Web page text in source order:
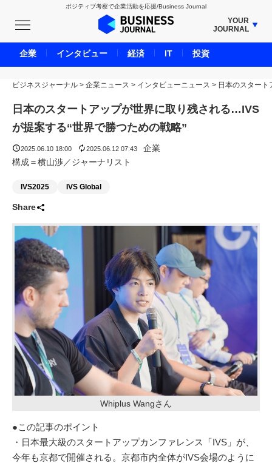
ポジティブ考察で企業活動を応援/Business Journal
YOUR
JOURNAL
BUSINESS JOURNAL
UNICORN JOURNAL
CARBON CREDITS JOURNAL
IVS JOURNAL
ENERGY MANAGEMENT JOURNAL
LIFE ENDING JOURNAL
ADOPTABLE DOG JOURNAL
ビジネスジャーナル > 企業ニュース > インタビューニュース > 日本のスター
日本のスタートアップが世界に取り残される…IVS
が提案する“世界で勝つための戦略”
2025.06.10 18:00 2025.06.12 07:43
企業
構成＝横山渉／ジャーナリスト
IVS2025 IVS Global
Share
Whiplus Wangさん
●この記事のポイント
・日本最大級のスタートアップカンファレンス「IVS」が、
今年も京都で開催される。京都市内全体がIVS会場のように
企業 インタビュー 経済 IT 投資